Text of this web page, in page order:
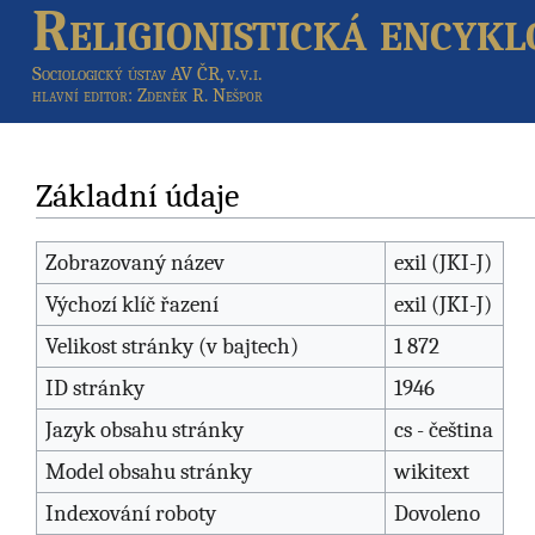
Religionistická
Sociologický ústav AV ČR, v.v.i.
hlavní editor: Zdeněk R. Nešpor
Základní údaje
Zobrazovaný název
exil (JKI-J)
Výchozí klíč řazení
exil (JKI-J)
Velikost stránky (v bajtech)
1 872
ID stránky
1946
Jazyk obsahu stránky
cs - čeština
Model obsahu stránky
wikitext
Indexování roboty
Dovoleno